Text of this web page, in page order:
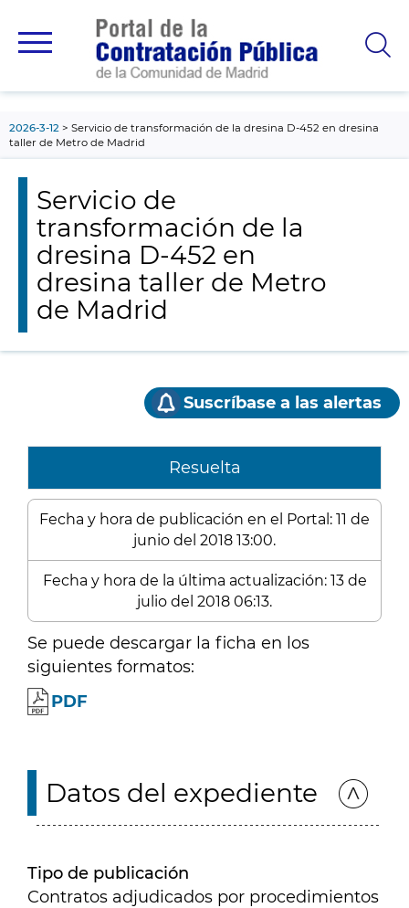
principal
2026-3-12
Servicio de transformación de la dresina D-452 en dresina
taller de Metro de Madrid
Servicio de
transformación de la
dresina D-452 en
dresina taller de Metro
de Madrid
Suscríbase a las alertas
Resuelta
Fecha y hora de publicación en el Portal: 11 de
junio del 2018 13:00.
Fecha y hora de la última actualización: 13 de
julio del 2018 06:13.
Se puede descargar la ficha en los
siguientes formatos:
PDF
Datos del expediente
Tipo de publicación
Contratos adjudicados por procedimientos